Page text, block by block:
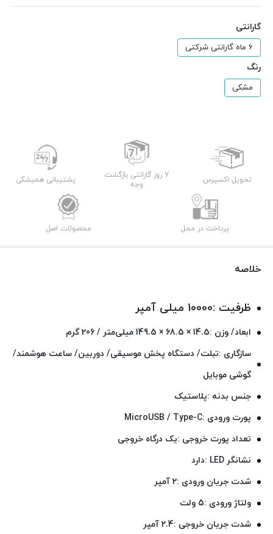
گارانتی
6 ماه گارانتی شرکتی
رنگ
مشکی
تحویل اکسپرس
7 روز گارانتی بازگشت
وجه
پشتیبانی همیشگی
پرداخت در محل محصولات اصل
خلاصه
ظرفیت :10000 میلی آمپر
ابعاد/ وزن :14.5 × 68.5 × 149.5 میلی‌متر / 206 گرم
سازگاری :تبلت/ دستگاه پخش موسیقی/ دوربین/ ساعت هوشمند/
گوشی موبایل
جنس بدنه :پلاستیک
پورت ورودی :MicroUSB / Type-C
تعداد پورت خروجی :یک درگاه خروجی
نشانگر LED :دارد
شدت جریان ورودی :2 آمپر
ولتاژ ورودی :5 ولت
شدت جریان خروجی :2.4 آمپر